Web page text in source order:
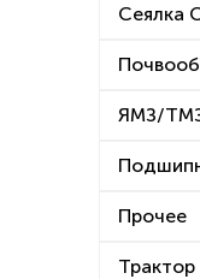
Сеялка
ЯМЗ/
Прочее